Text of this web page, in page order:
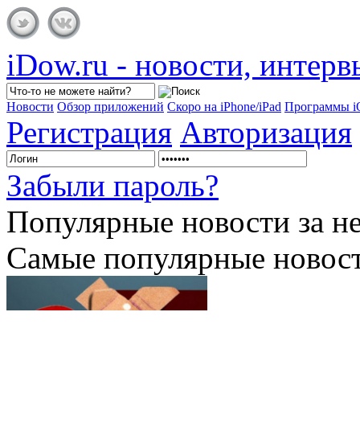
iDow.ru - новости,
Новости Обзор приложений Скоро на iPhone/iPad Программы
Регистрация Авторизация
Забыли пароль?
Популярные новости за
Самые популярные